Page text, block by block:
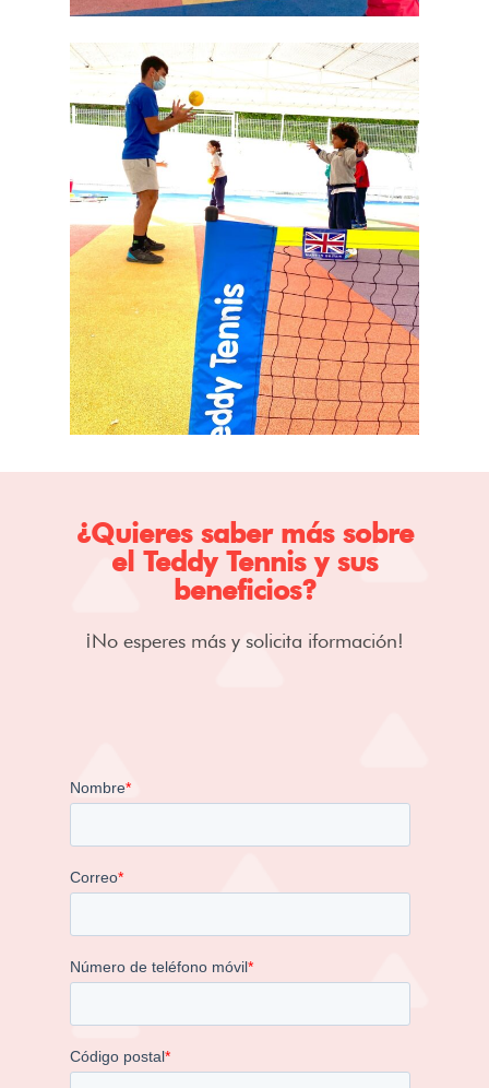
¿Quieres saber más sobre
el Teddy Tennis y sus
beneficios?
¡No esperes más y solicita iformación!